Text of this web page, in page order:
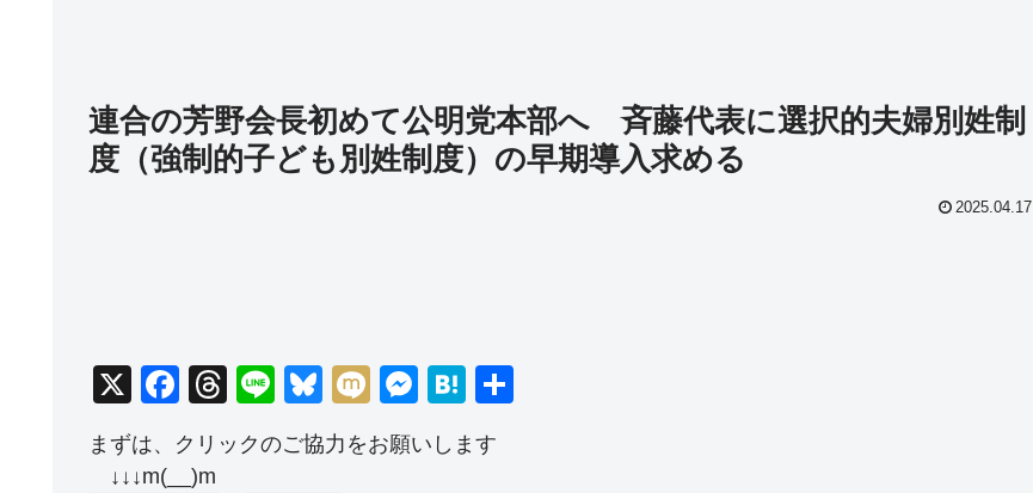
連合の芳野会長初めて公明党本部へ 斉藤代表に選択的夫婦別姓制
度（強制的子ども別姓制度）の早期導入求める
2025.04.17
X
F
c
T
e
Li
e
Bl
u
e
M
M
ss
H
e
まずは、クリックのご協力をお願いします
↓↓↓m(__)m